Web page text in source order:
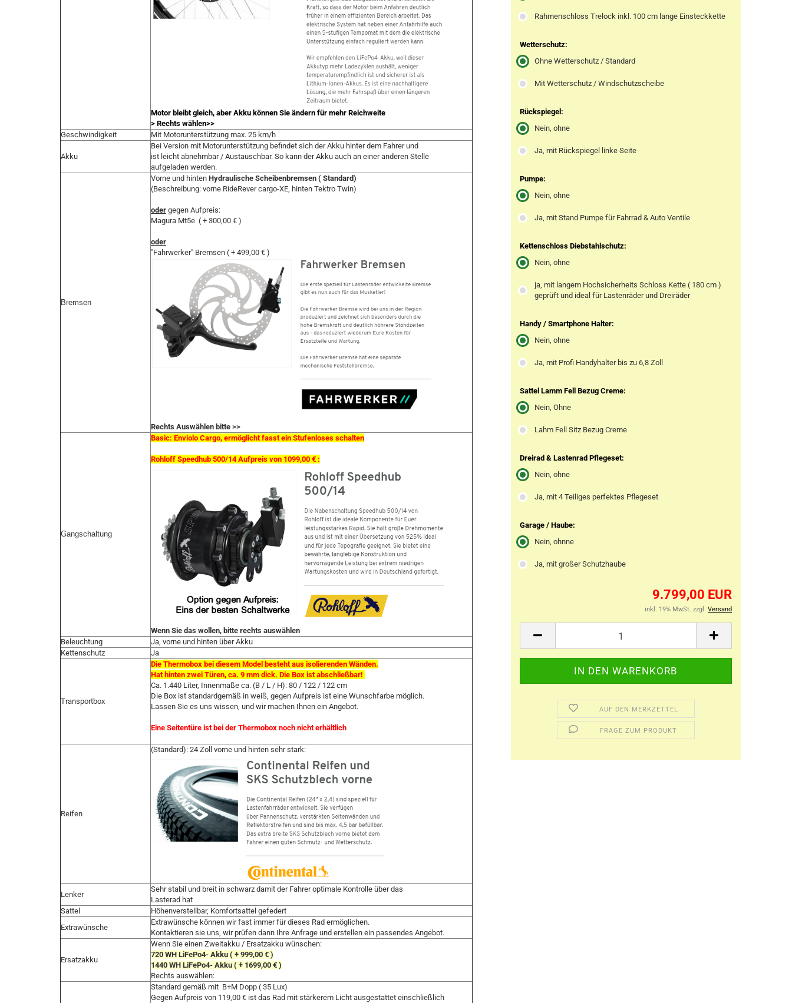
Rahmenschloss Trelock inkl. 100 cm lange Einsteckkette
Wetterschutz:
Ohne Wetterschutz / Standard
Mit Wetterschutz / Windschutzscheibe
Rückspiegel:
Nein, ohne
Ja, mit Rückspiegel linke Seite
Pumpe:
Nein, ohne
Ja, mit Stand Pumpe für Fahrrad & Auto Ventile
Kettenschloss Diebstahlschutz:
Nein, ohne
ja, mit langem Hochsicherheits Schloss Kette ( 180 cm )
geprüft und ideal für Lastenräder und Dreiräder
Handy / Smartphone Halter:
Nein, ohne
Ja, mit Profi Handyhalter bis zu 6,8 Zoll
Sattel Lamm Fell Bezug Creme:
Nein, Ohne
Lahm Fell Sitz Bezug Creme
Dreirad & Lastenrad Pflegeset:
Nein, ohne
Ja, mit 4 Teiliges perfektes Pflegeset
Garage / Haube:
Nein, ohnne
Ja, mit großer Schutzhaube
9.799,00 EUR
inkl. 19% MwSt. zzgl. Versand
AUF DEN MERKZETTEL
FRAGE ZUM PRODUKT
Motor bleibt gleich, aber Akku können Sie ändern für mehr Reichweite
> Rechts wählen>>
Geschwindigkeit
Mit Motorunterstützung max. 25 km/h
Akku
Bei Version mit Motorunterstützung befindet sich der Akku hinter dem Fahrer und
ist leicht abnehmbar / Austauschbar. So kann der Akku auch an einer anderen Stelle
aufgeladen werden.
Bremsen
Vorne und hinten Hydraulische Scheibenbremsen ( Standard)
(Beschreibung: vorne RideRever cargo-XE, hinten Tektro Twin)
oder gegen Aufpreis:
Magura Mt5e ( + 300,00 € )
oder
"Fahrwerker" Bremsen ( + 499,00 € )
Rechts Auswählen bitte >>
Gangschaltung
Basic: Enviolo Cargo, ermöglicht fasst ein Stufenloses schalten
Rohloff Speedhub 500/14 Aufpreis von 1099,00 € :
Wenn Sie das wollen, bitte rechts auswählen
Beleuchtung
Ja, vorne und hinten über Akku
Kettenschutz
Ja
Transportbox
Die Thermobox bei diesem Model besteht aus isolierenden Wänden.
Hat hinten zwei Türen, ca. 9 mm dick. Die Box ist abschließbar!
Ca. 1.440 Liter, Innenmaße ca. (B / L / H): 80 / 122 / 122 cm
Die Box ist standardgemäß in weiß, gegen Aufpreis ist eine Wunschfarbe möglich.
Lassen Sie es uns wissen, und wir machen Ihnen ein Angebot.
Eine Seitentüre ist bei der Thermobox noch nicht erhältlich
Reifen
(Standard): 24 Zoll vorne und hinten sehr stark:
Lenker
Sehr stabil und breit in schwarz damit der Fahrer optimale Kontrolle über das
Lasterad hat
Sattel
Höhenverstellbar, Komfortsattel gefedert
Extrawünsche
Extrawünsche können wir fast immer für dieses Rad ermöglichen.
Kontaktieren sie uns, wir prüfen dann Ihre Anfrage und erstellen ein passendes Angebot.
Ersatzakku
Wenn Sie einen Zweitakku / Ersatzakku wünschen:
720 WH LiFePo4- Akku ( + 999,00 € )
1440 WH LiFePo4- Akku ( + 1699,00 € )
Rechts auswählen:
Standard gemäß mit B+M Dopp ( 35 Lux)
Gegen Aufpreis von 119,00 € ist das Rad mit stärkerem Licht ausgestattet einschließlich